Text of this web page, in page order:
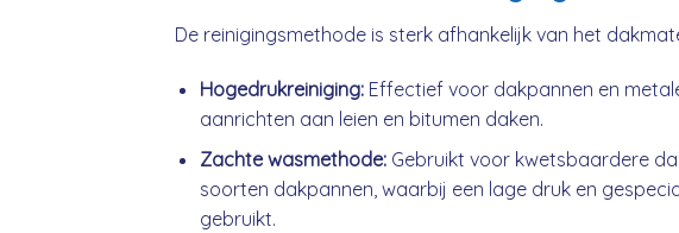
De reinigingsmethode is sterk afhankelijk van het
Hogedrukreiniging:Effectief voor dakpannen en
aanrichten aan leien en bitumen daken.
Zachte wasmethode:Gebruikt voor kwetsbaardere
soorten dakpannen, waarbij een lage druk en
gebruikt.